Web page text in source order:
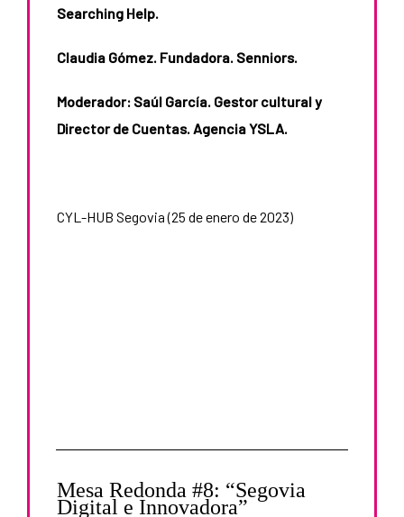
Searching Help.
Claudia Gómez. Fundadora. Senniors.
Moderador: Saúl García. Gestor cultural y
Director de Cuentas. Agencia YSLA.
CYL-HUB Segovia (25 de enero de 2023)
Mesa Redonda #8: “Segovia
Digital e Innovadora”